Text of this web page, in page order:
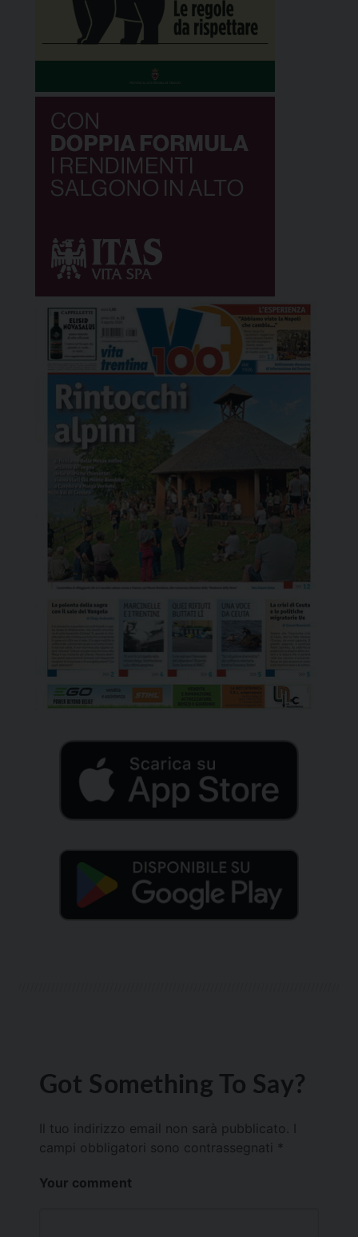
Got Something To Say?
Il tuo indirizzo email non sarà pubblicato.
campi obbligatori sono contrassegnati *
Your comment